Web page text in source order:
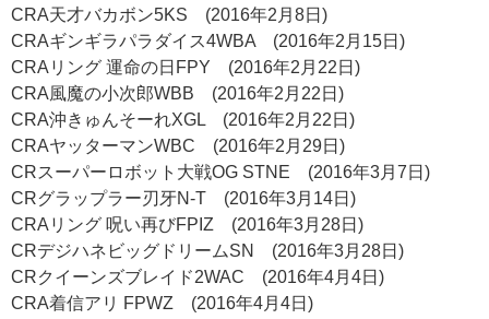
CRA天才バカボン5KS (2016年2月8日)
CRAギンギラパラダイス4WBA (2016年2月15日)
CRAリング 運命の日FPY (2016年2月22日)
CRA風魔の小次郎WBB (2016年2月22日)
CRA沖きゅんそーれXGL (2016年2月22日)
CRAヤッターマンWBC (2016年2月29日)
CRスーパーロボット大戦OG STNE (2016年3月7日)
CRグラップラー刃牙N-T (2016年3月14日)
CRAリング 呪い再びFPIZ (2016年3月28日)
CRデジハネビッグドリームSN (2016年3月28日)
CRクイーンズブレイド2WAC (2016年4月4日)
CRA着信アリ FPWZ (2016年4月4日)